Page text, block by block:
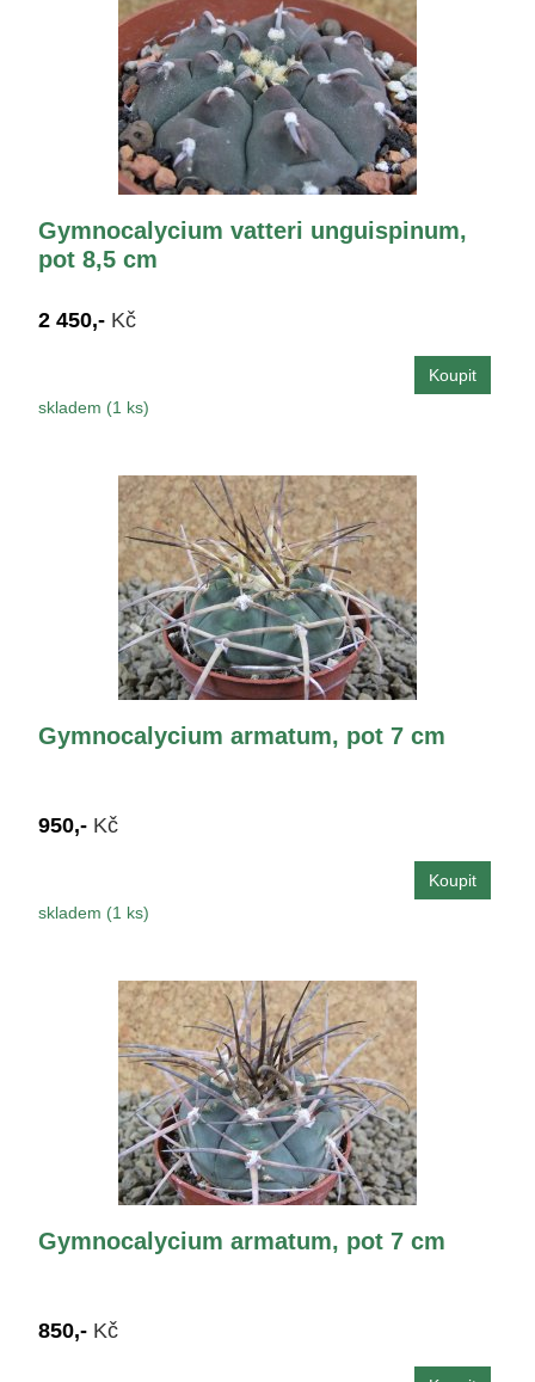
Gymnocalycium vatteri unguispinum,
pot 8,5 cm
2 450,- Kč
skladem (1 ks)
Gymnocalycium armatum, pot 7 cm
950,- Kč
skladem (1 ks)
Gymnocalycium armatum, pot 7 cm
850,- Kč